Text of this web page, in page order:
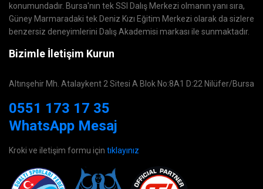
konumundadır. Bursa'nın tek SSI Dalış Merkezi olmanın yanı sıra,
Güney Marmaradaki tek Deniz Kızı Eğitim Merkezi olarak da sizlere
benzersiz deneyimlerini Dalış Akademisi markası ile sunmaktadır.
Bizimle İletişim Kurun
Altınşehir Mh. Atalaykent 2 Sitesi A Blok No:8A1 D:22 Nilüfer/Bursa
0551 173 17 35
WhatsApp Mesaj
Kroki ve iletişim formu için tıklayınız